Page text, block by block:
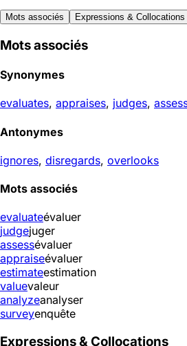
Mots associés Expressions & Collocations
Mots associés
Synonymes
evaluates, appraises, judges,
Antonymes
ignores, disregards, overlooks
Mots associés
evaluateévaluer
judgejuger
assessévaluer
appraiseévaluer
estimateestimation
valuevaleur
analyzeanalyser
surveyenquête
Expressions & Collocations